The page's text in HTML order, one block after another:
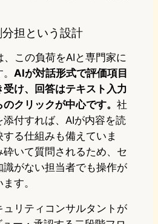
担という設計
、この負荷をAIと専門家に
AIが対話形式で評価項目
け、回答はテキスト入力
クリックが中心です。 社
付すれば、AIが内容を読
る仕組みも備えていま
いて質問されるため、セ
がない担当者でも操作が
す。
リティコンサルタントが